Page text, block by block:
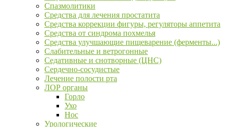
Спазмолитики
Средства для лечения простатита
Средства коррекции фигуры, регуляторы аппетита
Средства от синдрома похмелья
Средства улучшающие пищеварение (ферменты...)
Слабительные и ветрогонные
Седативные и снотворные (ЦНС)
Сердечно-сосудистые
Лечение полости рта
ЛОР органы
Горло
Ухо
Нос
Урологические